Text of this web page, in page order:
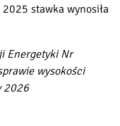
stawka wynosiła
Energetyki Nr
wysokości
2026